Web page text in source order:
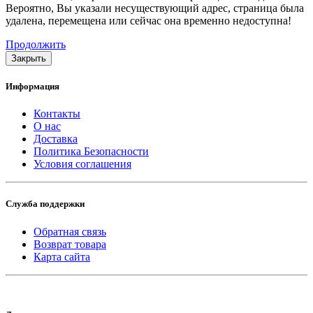
Вероятно, Вы указали несуществующий адрес, страница была
удалена, перемещена или сейчас она временно недоступна!
Продолжить
Закрыть
Информация
Контакты
О нас
Доставка
Политика Безопасности
Условия соглашения
Служба поддержки
Обратная связь
Возврат товара
Карта сайта